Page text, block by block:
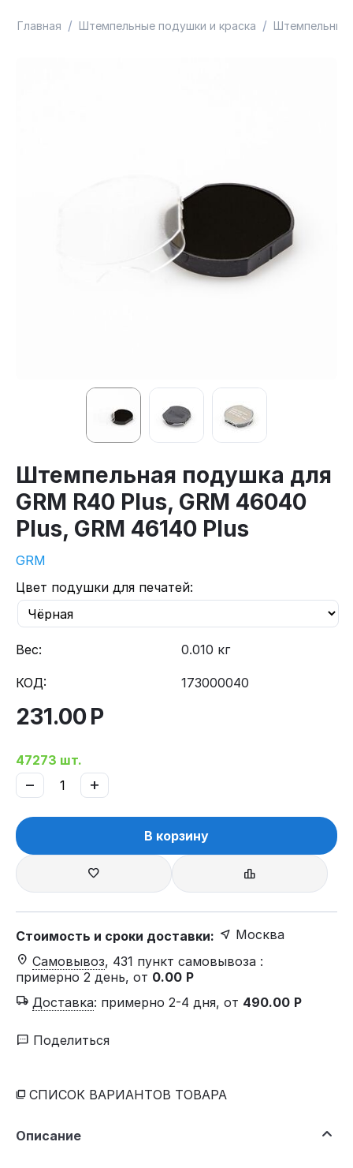
Главная / Штемпельные подушки и краска / Штемпельные
Штемпельная подушка для
GRM R40 Plus, GRM 46040
Plus, GRM 46140 Plus
GRM
Цвет подушки для печатей:
Вес: 0.010 кг
КОД: 173000040
231.00Р
47273 шт.
+
−
В корзину
Стоимость и сроки доставки:
Москва
Самовывоз, 431 пункт самовывоза :
примерно 2 день, от 0.00 Р
Доставка: примерно 2-4 дня, от 490.00 Р
Поделиться
СПИСОК ВАРИАНТОВ ТОВАРА
Описание